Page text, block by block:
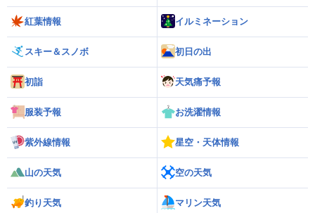
紅葉情報 イルミネーション
スキー＆スノボ 初日の出
初詣 天気痛予報
服装予報 お洗濯情報
紫外線情報 星空・天体情報
山の天気 空の天気
釣り天気 マリン天気